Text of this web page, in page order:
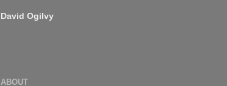
David Ogilvy
ABOUT